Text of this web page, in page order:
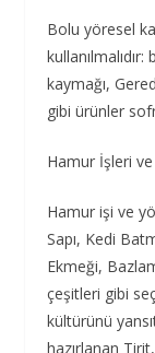
Bolu yöresel
kaymağı,
gibi ürünler
Hamur İşleri
Hamur işi ve
Sapı, Kedi
Ekmeği,
çeşitleri gibi
kültürünü
hazırlanan